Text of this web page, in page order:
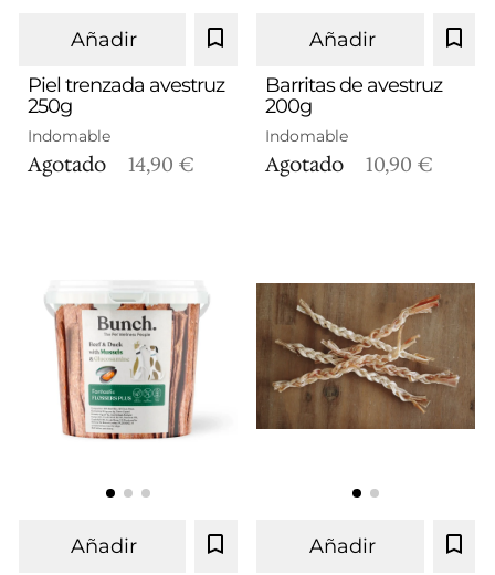
Añadir
Piel trenzada avestruz
250g
Indomable
Agotado 14,90 €
Añadir
Barritas de avestruz
200g
Indomable
Agotado 10,90 €
Añadir
Añadir